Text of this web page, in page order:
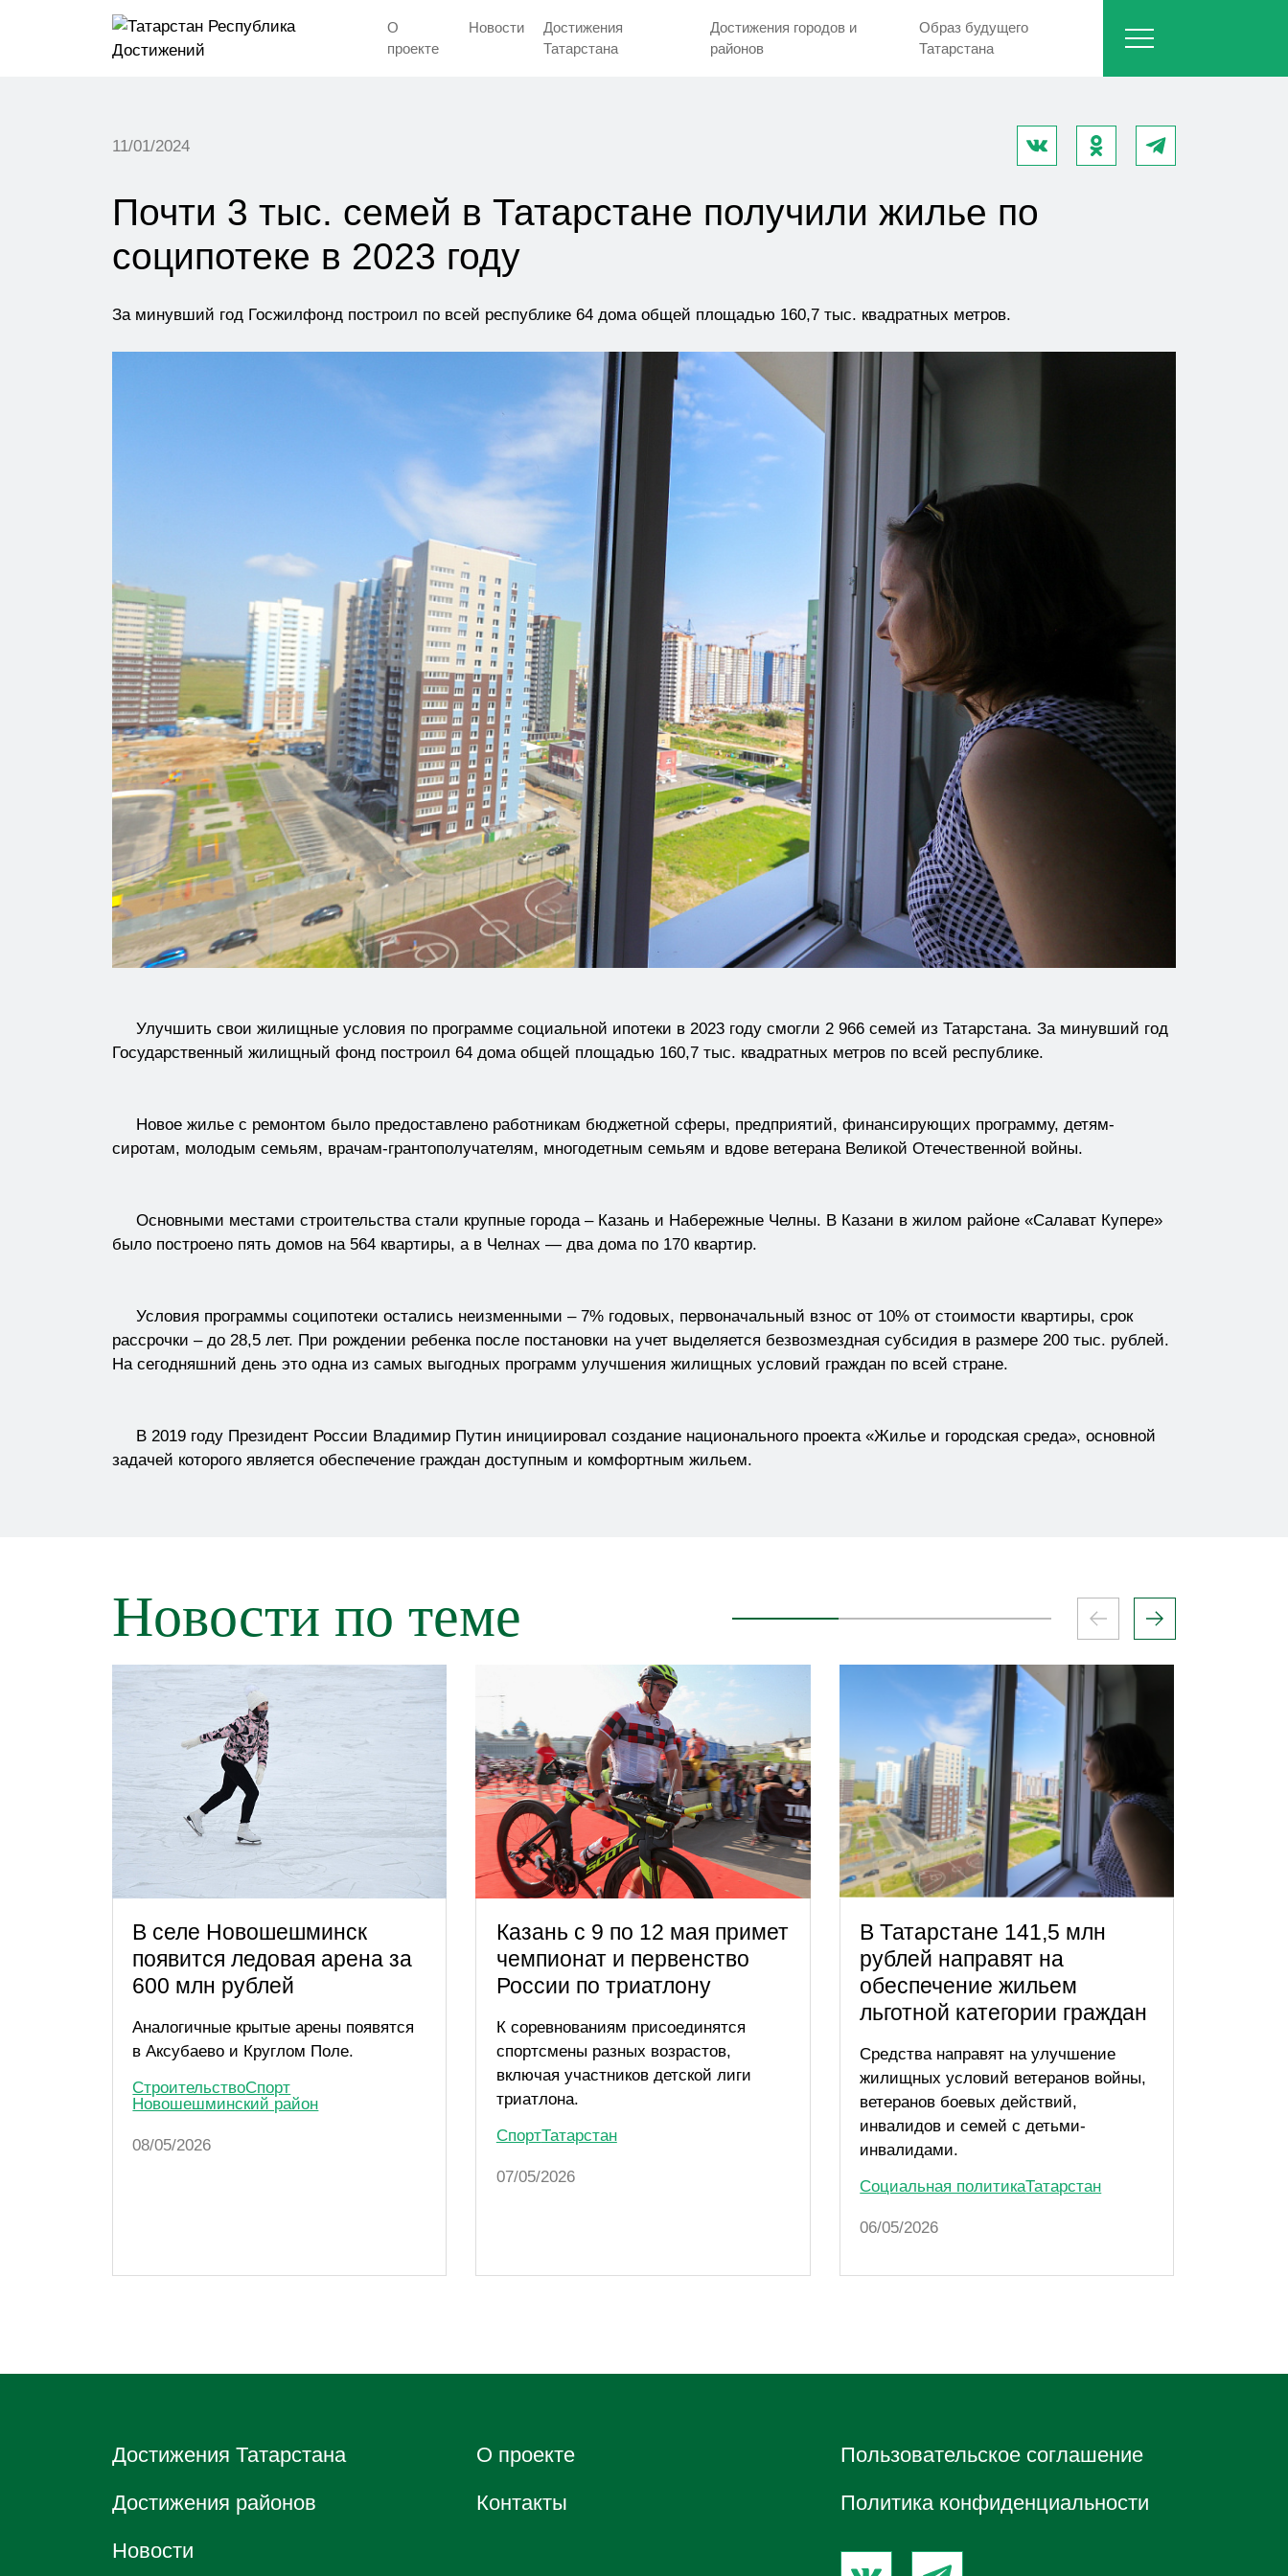
О
проектe
Новости
Достижения
Татарстана
Достижения городов и
районов
Образ будущего
Татарстана
11/01/2024
Почти 3 тыс. семей в Татарстане получили жилье по
соципотеке в 2023 году
За минувший год Госжилфонд построил по всей республике 64 дома общей площадью 160,7 тыс. квадратных метров.
Улучшить свои жилищные условия по программе социальной ипотеки в 2023 году смогли 2 966 семей из Татарстана. За минувший год
Государственный жилищный фонд построил 64 дома общей площадью 160,7 тыс. квадратных метров по всей республике.
Новое жилье с ремонтом было предоставлено работникам бюджетной сферы, предприятий, финансирующих программу, детям-
сиротам, молодым семьям, врачам-грантополучателям, многодетным семьям и вдове ветерана Великой Отечественной войны.
Основными местами строительства стали крупные города – Казань и Набережные Челны. В Казани в жилом районе «Салават Купере»
было построено пять домов на 564 квартиры, а в Челнах — два дома по 170 квартир.
Условия программы соципотеки остались неизменными – 7% годовых, первоначальный взнос от 10% от стоимости квартиры, срок
рассрочки – до 28,5 лет. При рождении ребенка после постановки на учет выделяется безвозмездная субсидия в размере 200 тыс. рублей.
На сегодняшний день это одна из самых выгодных программ улучшения жилищных условий граждан по всей стране.
В 2019 году Президент России Владимир Путин инициировал создание национального проекта «Жилье и городская среда», основной
задачей которого является обеспечение граждан доступным и комфортным жильем.
Новости по теме
В селе Новошешминск
появится ледовая арена за
600 млн рублей
Аналогичные крытые арены появятся
в Аксубаево и Круглом Поле.
СтроительствоСпорт
Новошешминский район
08/05/2026
Казань с 9 по 12 мая примет
чемпионат и первенство
России по триатлону
К соревнованиям присоединятся
спортсмены разных возрастов,
включая участников детской лиги
триатлона.
СпортТатарстан
07/05/2026
В Татарстане 141,5 млн
рублей направят на
обеспечение жильем
льготной категории граждан
Средства направят на улучшение
жилищных условий ветеранов войны,
ветеранов боевых действий,
инвалидов и семей с детьми-
инвалидами.
Социальная политикаТатарстан
06/05/2026
Достижения Татарстана
Достижения районов
Новости
О проектe
Контакты
Пользовательское соглашение
Политика конфиденциальности